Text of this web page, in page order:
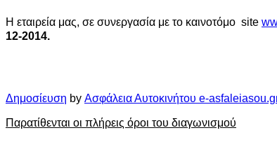
Η εταιρεία μας, σε συνεργασία με το καινοτόμο site
12-2014.
Δημοσίευση by Ασφάλεια Αυτοκινήτου e-
Παρατίθενται οι πλήρεις όροι του διαγωνισμού